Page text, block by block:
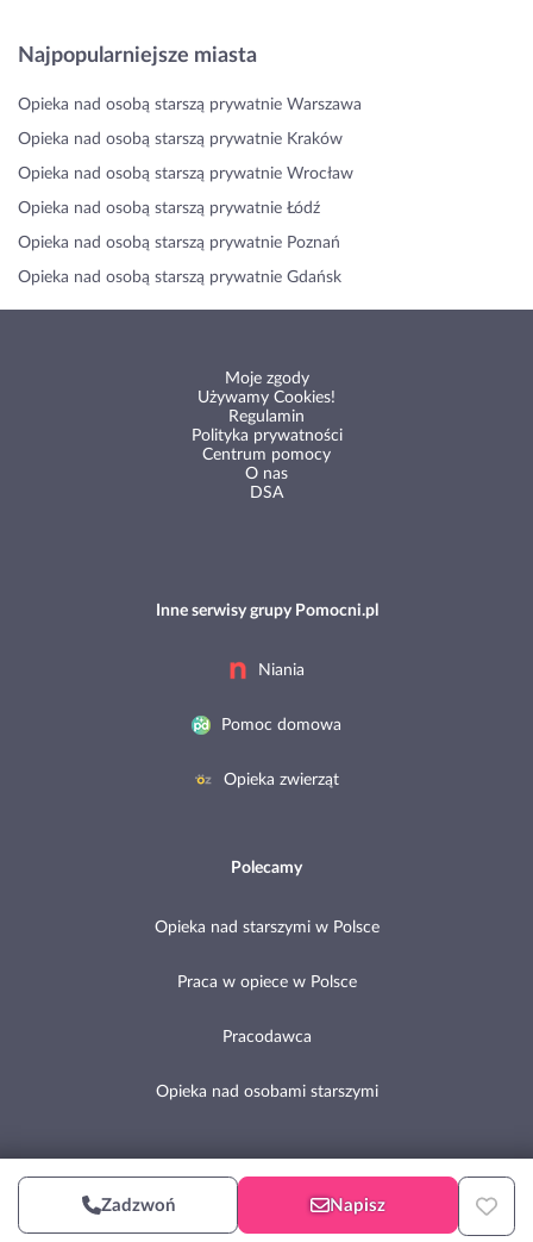
Napisz
Zadzwoń
Najpopularniejsze miasta
Opieka nad osobą starszą prywatnie Warszawa
Opieka nad osobą starszą prywatnie Kraków
Opieka nad osobą starszą prywatnie Wrocław
Opieka nad osobą starszą prywatnie Łódź
Opieka nad osobą starszą prywatnie Poznań
Opieka nad osobą starszą prywatnie Gdańsk
Moje zgody
Używamy Cookies!
Regulamin
Polityka prywatności
Centrum pomocy
O nas
DSA
Inne serwisy grupy Pomocni.pl
Niania
Pomoc domowa
Opieka zwierząt
Polecamy
Opieka nad starszymi w Polsce
Praca w opiece w Polsce
Pracodawca
Opieka nad osobami starszymi
Copyright © 2002-2026 Pomocni.pl